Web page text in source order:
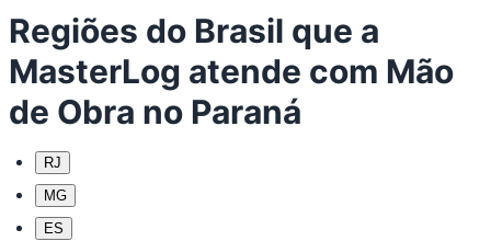
Regiões do Brasil que a
MasterLog atende com Mão
de Obra no Paraná
RJ
MG
ES